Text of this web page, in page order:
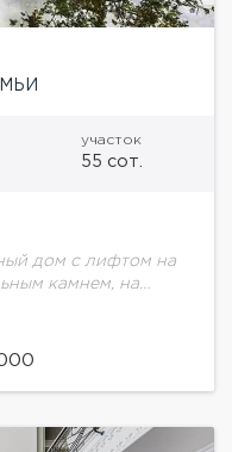
участок
55 сот.
дом с лифтом на
камнем, на
BBQ, и